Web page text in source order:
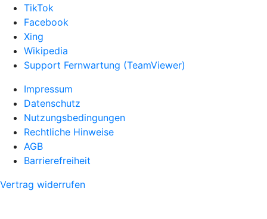
TikTok
Facebook
Xing
Wikipedia
Support Fernwartung (TeamViewer)
Impressum
Datenschutz
Nutzungsbedingungen
Rechtliche Hinweise
AGB
Barrierefreiheit
Vertrag widerrufen